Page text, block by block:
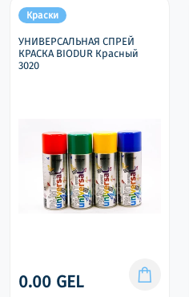
Краски
УНИВЕРСАЛЬНАЯ СПРЕЙ
КРАСКА BIODUR Красный
3020
0.00 GEL